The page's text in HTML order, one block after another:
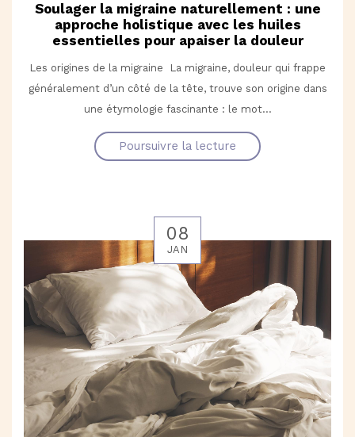
Soulager la migraine naturellement : une
approche holistique avec les huiles
essentielles pour apaiser la douleur
Les origines de la migraine La migraine, douleur qui frappe
généralement d’un côté de la tête, trouve son origine dans
une étymologie fascinante : le mot...
Poursuivre la lecture
08
JAN